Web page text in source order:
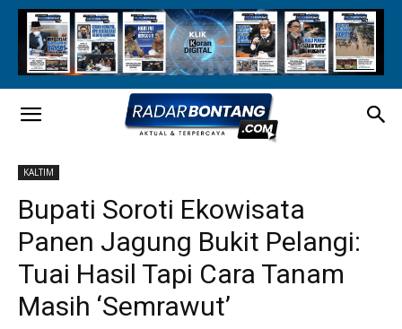
KALTIM
Bupati Soroti Ekowisata
Panen Jagung Bukit Pelangi:
Tuai Hasil Tapi Cara Tanam
Masih ‘Semrawut’